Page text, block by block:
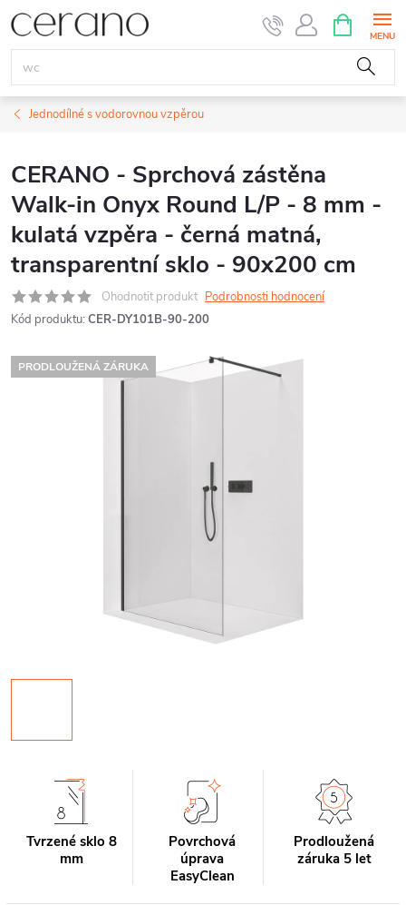
Přejít
na
obsah
NÁKUPNÍ
KOŠÍK
Jednodílné s vodorovnou vzpěrou
CERANO - Sprchová zástěna
Walk-in Onyx Round L/P - 8 mm -
kulatá vzpěra - černá matná,
transparentní sklo - 90x200 cm
Ohodnotit produkt Podrobnosti hodnocení
Kód produktu: CER-DY101B-90-200
PRODLOUŽENÁ ZÁRUKA
Tvrzené sklo 8
mm
Povrchová
úprava
EasyClean
Prodloužená
záruka 5 let